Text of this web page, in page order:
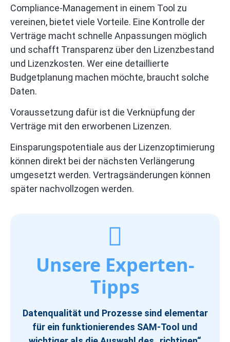
Compliance-Management in einem Tool zu
vereinen, bietet viele Vorteile. Eine Kontrolle der
Verträge macht schnelle Anpassungen möglich
und schafft Transparenz über den Lizenzbestand
und Lizenzkosten. Wer eine detaillierte
Budgetplanung machen möchte, braucht solche
Daten.
Voraussetzung dafür ist die Verknüpfung der
Verträge mit den erworbenen Lizenzen.
Einsparungspotentiale aus der Lizenzoptimierung
können direkt bei der nächsten Verlängerung
umgesetzt werden. Vertragsänderungen können
später nachvollzogen werden.
Unsere Experten-
Tipps
Datenqualität und Prozesse sind elementar
für ein funktionierendes SAM-Tool und